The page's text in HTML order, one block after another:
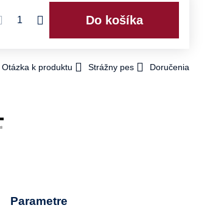
Do košíka
Otázka k produktu Strážny pes Doručenia
Parametre